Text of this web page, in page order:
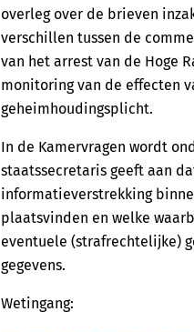
overleg over de brieven
verschillen tussen de
van het arrest van de Hoge
monitoring van de effecten
geheimhoudingsplicht.
In de Kamervragen wordt
staatssecretaris geeft aan
informatieverstrekking
plaatsvinden en welke
eventuele (strafrechtelijke)
gegevens.
Wetingang: